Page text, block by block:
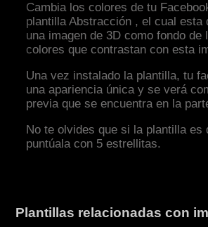
Cambia los colores de tu
plantilla Abstracción , el cual esta
una imagen de 3D como fondo de
colores que contrastan con esta
Una vez instalado la plantilla, tu
una apariencia única y se verá
previa que se encuentra en la
No te olvides que si la plantilla es
puntúala con 5 estrellitas.
Plantillas relacionadas con